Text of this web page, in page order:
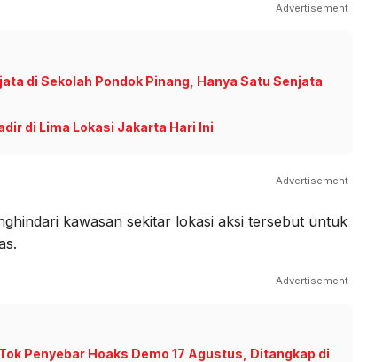
Advertisement
di Sekolah Pondok Pinang, Hanya Satu Senjata
di Lima Lokasi Jakarta Hari Ini
Advertisement
kawasan sekitar lokasi aksi tersebut untuk
Advertisement
Penyebar Hoaks Demo 17 Agustus, Ditangkap di